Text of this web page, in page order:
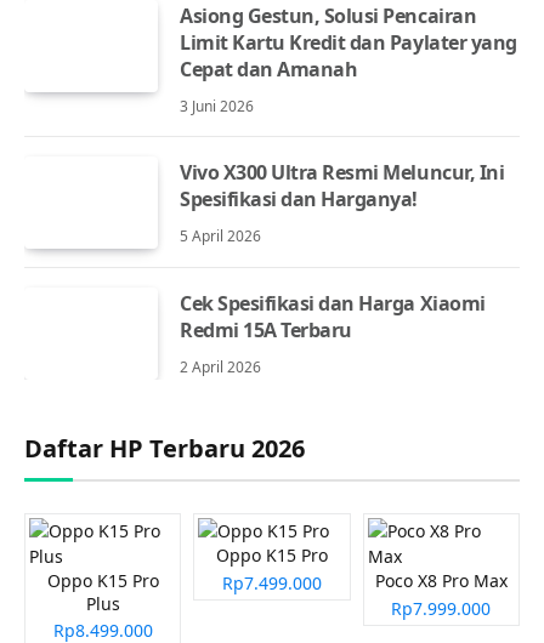
Asiong Gestun, Solusi Pencairan
Limit Kartu Kredit dan Paylater yang
Cepat dan Amanah
3 Juni 2026
Vivo X300 Ultra Resmi Meluncur, Ini
Spesifikasi dan Harganya!
5 April 2026
Cek Spesifikasi dan Harga Xiaomi
Redmi 15A Terbaru
2 April 2026
Daftar HP Terbaru 2026
Oppo K15 Pro
Plus
Rp8.499.000
Oppo K15 Pro
Rp7.499.000
Poco X8 Pro Max
Rp7.999.000